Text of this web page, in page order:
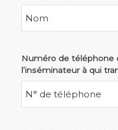
Numéro de téléphone
l’inséminateur à qui